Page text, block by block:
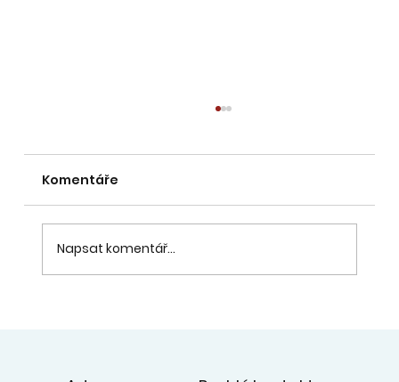
1. – 2. 9. – 14:00 – 18:00 – domluva rozvrhu v
ZUŠ. Termíny výuky domlouváme pouze po
úhradě úplaty za vzdělání se splatností 31.
8. 2026 - pokyny k platbě byly odeslány na
Komentáře
Napsat komentář...